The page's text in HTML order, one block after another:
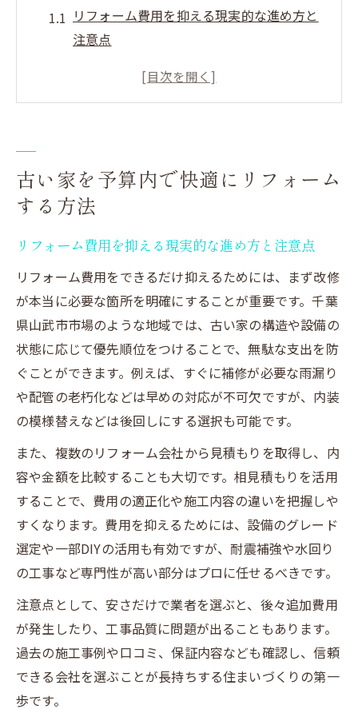
リフォーム費用を抑える現実的な進め方と
注意点
築古住宅のリフォーム優先順位の考え方
術
外壁塗装や水回りリフォームの費用相場を
解説
長持ちする住まいづくりに役立つリフォームの
考え方
耐震補強や断熱リフォームで安心を長く維
持
古い家のリフォームで活かすべき素材と技
術
長持ちするリフォームのための定期的な点
検の重要性
省エネリフォームで実現する快適な住環境
水回りリフォームで暮らしやすさを高める
方法
山武市市場でリフォーム補助金を活用した実例
紹介
リフォーム補助金の最新制度と申請ポイン
ト
山武市外壁塗装助成金の活用事例を紹介
リフォーム会社が教える補助金利用の注意
点
古い家を予算内で快適にリフォーム
する方法
リフォーム費用を抑える現実的な進め方と注意点
リフォーム費用をできるだけ抑えるためには、まず改修
が本当に必要な箇所を明確にすることが重要です。千葉
県山武市市場のような地域では、古い家の構造や設備の
状態に応じて優先順位をつけることで、無駄な支出を防
ぐことができます。例えば、すぐに補修が必要な雨漏り
や配管の老朽化などは早めの対応が不可欠ですが、内装
の模様替えなどは後回しにする選択も可能です。
また、複数のリフォーム会社から見積もりを取得し、内
容や金額を比較することも大切です。相見積もりを活用
することで、費用の適正化や施工内容の違いを把握しや
すくなります。費用を抑えるためには、設備のグレード
選定や一部DIYの活用も有効ですが、耐震補強や水回り
の工事など専門性が高い部分はプロに任せるべきです。
注意点として、安さだけで業者を選ぶと、後々追加費用
が発生したり、工事品質に問題が出ることもあります。
過去の施工事例や口コミ、保証内容なども確認し、信頼
できる会社を選ぶことが長持ちする住まいづくりの第一
歩です。